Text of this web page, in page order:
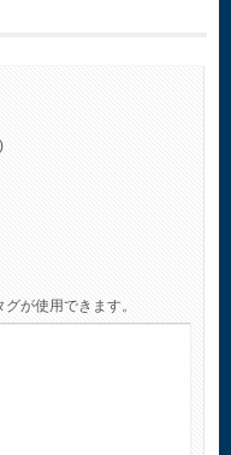
グが使用できます。